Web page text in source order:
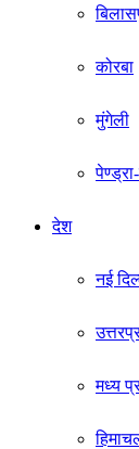
कोरबा
मुंगेली
देश
नई
मध्य